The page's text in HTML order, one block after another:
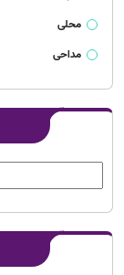
محلی
مداحی